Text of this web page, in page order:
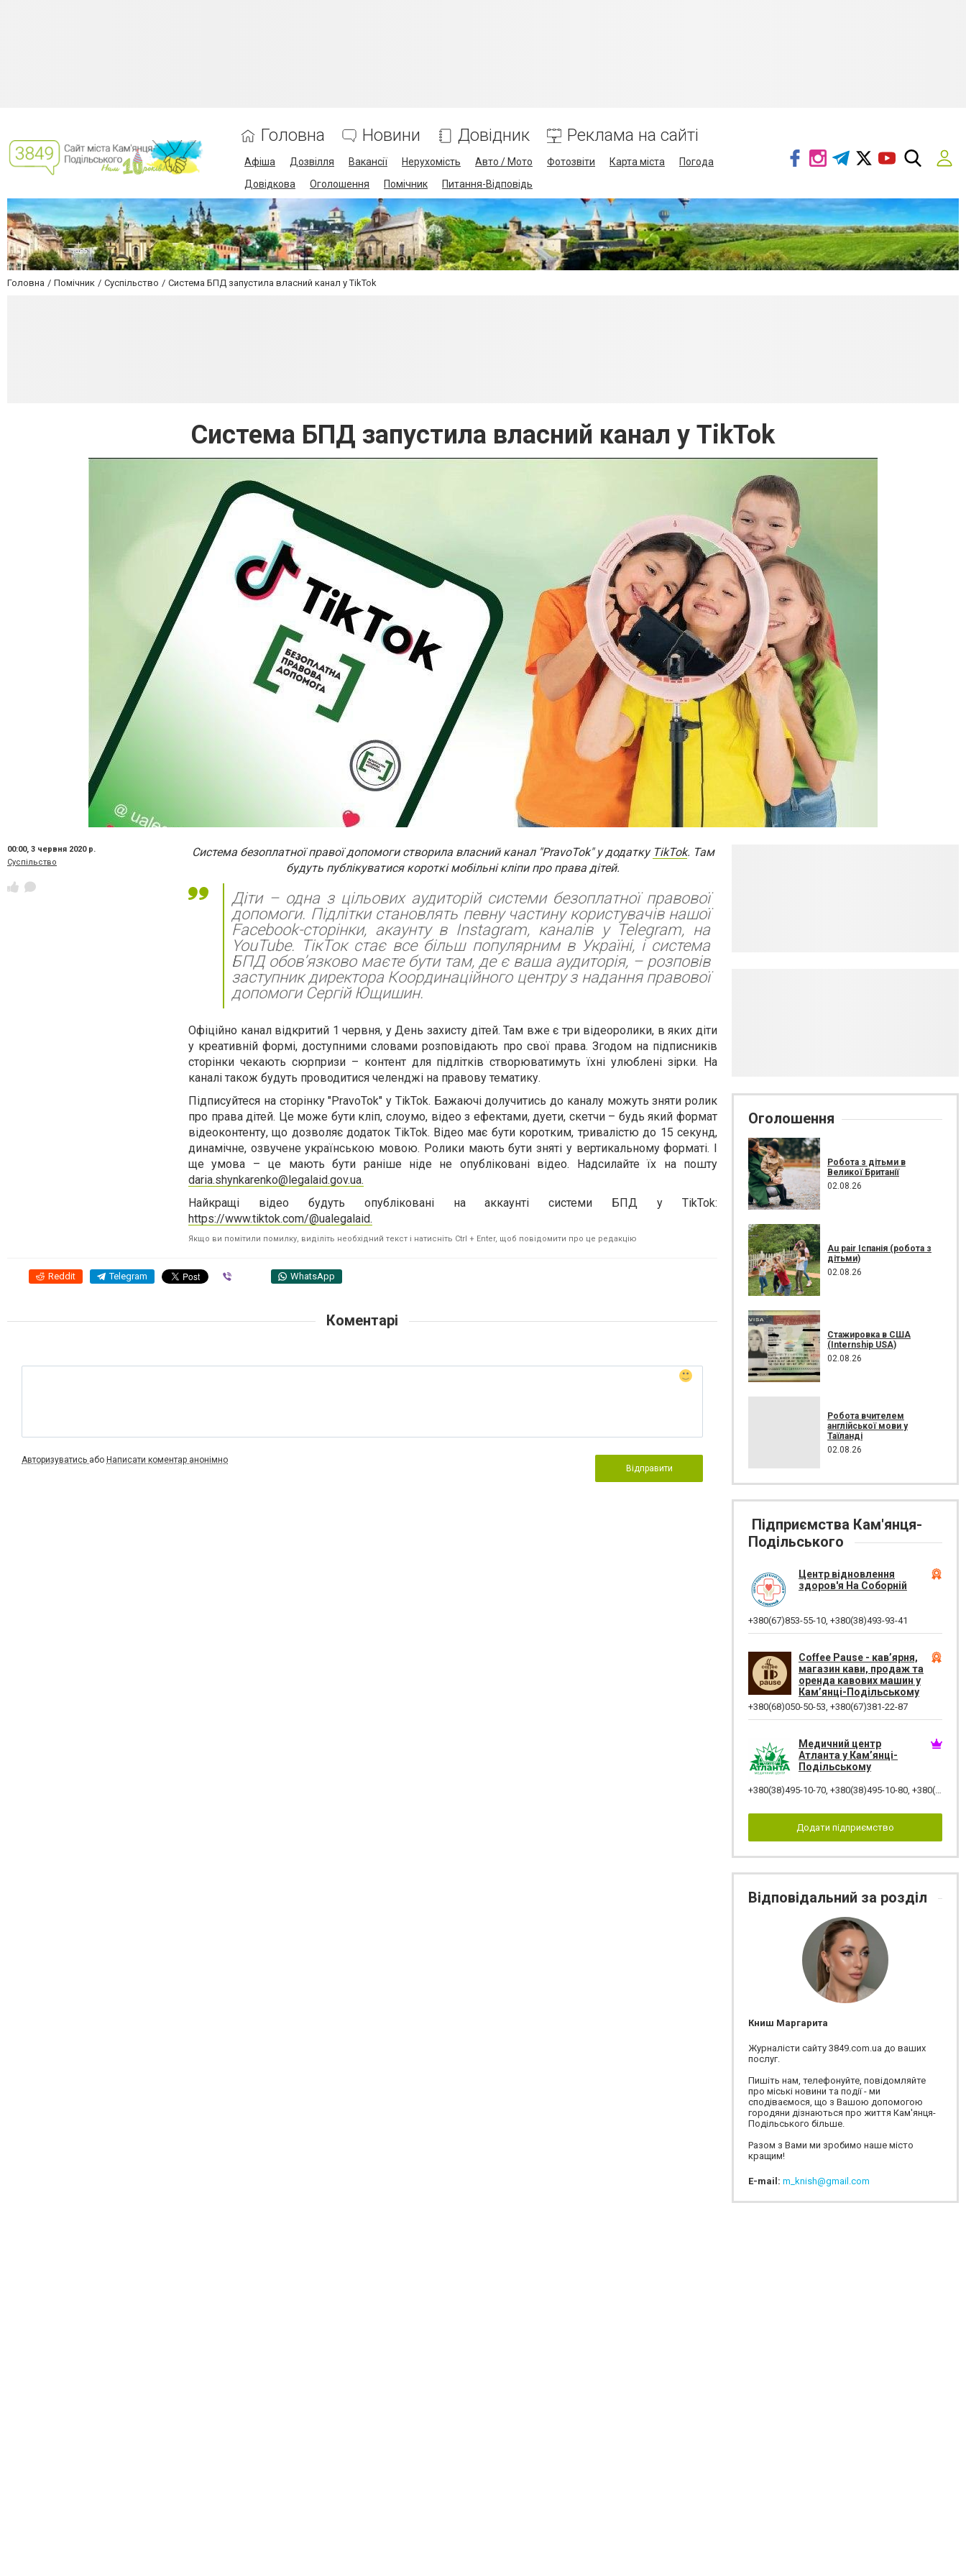
Головна Новини Довідник Реклама на сайті
Афіша Дозвілля Вакансії Нерухомість Авто / Мото Фотозвіти Карта міста
Погода
Довідкова
Оголошення Помічник Питання-Відповідь
Головна Помічник Суспільство Система БПД запустила власний канал у TikTok
Система БПД запустила власний канал у TikTok
00:00, 3 червня 2020 р.
Суспільство
Система безоплатної правої допомоги створила власний канал "PravoTok" у додатку TikTok. Там
будуть публікуватися короткі мобільні кліпи про права дітей.
Діти – одна з цільових аудиторій системи безоплатної правової
допомоги. Підлітки становлять певну частину користувачів нашої
Facebook-сторінки, акаунту в Instagram, каналів у Telegram, на
YouTube. ТікТок стає все більш популярним в Україні, і система
БПД обов’язково маєте бути там, де є ваша аудиторія, – розповів
заступник директора Координаційного центру з надання правової
допомоги Сергій Ющишин.
Офіційно канал відкритий 1 червня, у День захисту дітей. Там вже є три відеоролики, в яких діти
у креативній формі, доступними словами розповідають про свої права. Згодом на підписників
сторінки чекають сюрпризи – контент для підлітків створюватимуть їхні улюблені зірки. На
каналі також будуть проводитися челенджі на правову тематику.
Підписуйтеся на сторінку "PravoTok" у TikTok. Бажаючі долучитись до каналу можуть зняти ролик
про права дітей. Це може бути кліп, слоумо, відео з ефектами, дуети, скетчи – будь який формат
відеоконтенту, що дозволяє додаток TikTok. Відео має бути коротким, тривалістю до 15 секунд,
динамічне, озвучене українською мовою. Ролики мають бути зняті у вертикальному форматі. І
ще умова – це мають бути раніше ніде не опубліковані відео. Надсилайте їх на пошту
daria.shynkarenko@legalaid.gov.ua.
Найкращі відео будуть опубліковані на аккаунті системи БПД у TikTok:
https://www.tiktok.com/@ualegalaid.
Якщо ви помітили помилку, виділіть необхідний текст і натисніть Ctrl + Enter, щоб повідомити про це редакцію
Reddit Telegram WhatsApp
Коментарі
Авторизуватись або Написати коментар анонімно
Відправити
Оголошення
Робота з дітьми в
Великої Британії
02.08.26
Au pair Іспанія (робота з
дітьми)
02.08.26
Стажировка в США
(Internship USA)
02.08.26
Робота вчителем
англійської мови у
Таїланді
02.08.26
Підприємства Кам'янця-
Подільського
Центр відновлення
здоров'я На Соборній
+380(67)853-55-10, +380(38)493-93-41
Coffee Pause - кав’ярня,
магазин кави, продаж та
оренда кавових машин у
Кам’янці-Подільському
+380(68)050-50-53, +380(67)381-22-87
Медичний центр
Атланта у Кам’янці-
Подільському
+380(38)495-10-70, +380(38)495-10-80, +380(67)384-12-07
Додати підприємство
Відповідальний за розділ
Книш Маргарита
Журналісти сайту 3849.com.ua до ваших
послуг.
Пишіть нам, телефонуйте, повідомляйте
про міські новини та події - ми
сподіваємося, що з Вашою допомогою
городяни дізнаються про життя Кам'янця-
Подільського більше.
Разом з Вами ми зробимо наше місто
кращим!
E-mail: m_knish@gmail.com